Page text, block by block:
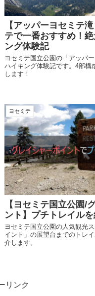
【アッパーヨセミテ
テで一番おすすめ！
ング体験記
ヨセミテ国立公園の「アッパ
ハイキング体験記です。4部構
します！
ヨセミテ
【ヨセミテ国立公園/
ント】プチトレイルを
ヨセミテ国立公園の人気観光
イント」の展望台までのトレ
介します。
リンク